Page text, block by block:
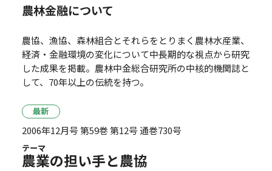
農林金融について
農協、漁協、森林組合とそれらをとりまく農林水産業、
経済・金融環境の変化について中長期的な視点から研究
した成果を掲載。 農林中金総合研究所の中核的機関誌と
して、70年以上の伝統を持つ。
最新
2006年12月号 第59巻 第12号 通巻730号
テーマ
農業の担い手と農協